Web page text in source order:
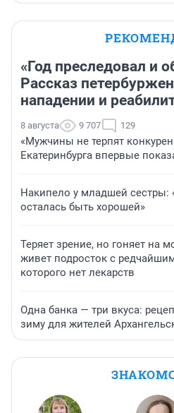
«Год преследовал и
Рассказ
нападении и
8 августа 9 707 129
«Мужчины не терпят
Екатеринбурга впервые
Накипело у младшей сестры:
осталась быть хорошей»
Теряет зрение, но гоняет на
живет подросток с
которого нет лекарств
Одна банка — три вкуса:
зиму для жителей